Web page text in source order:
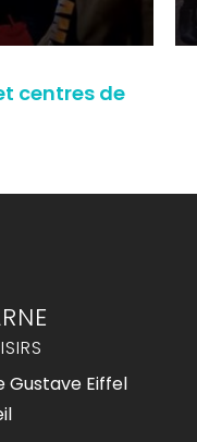
centres de
Gustave Eiffel